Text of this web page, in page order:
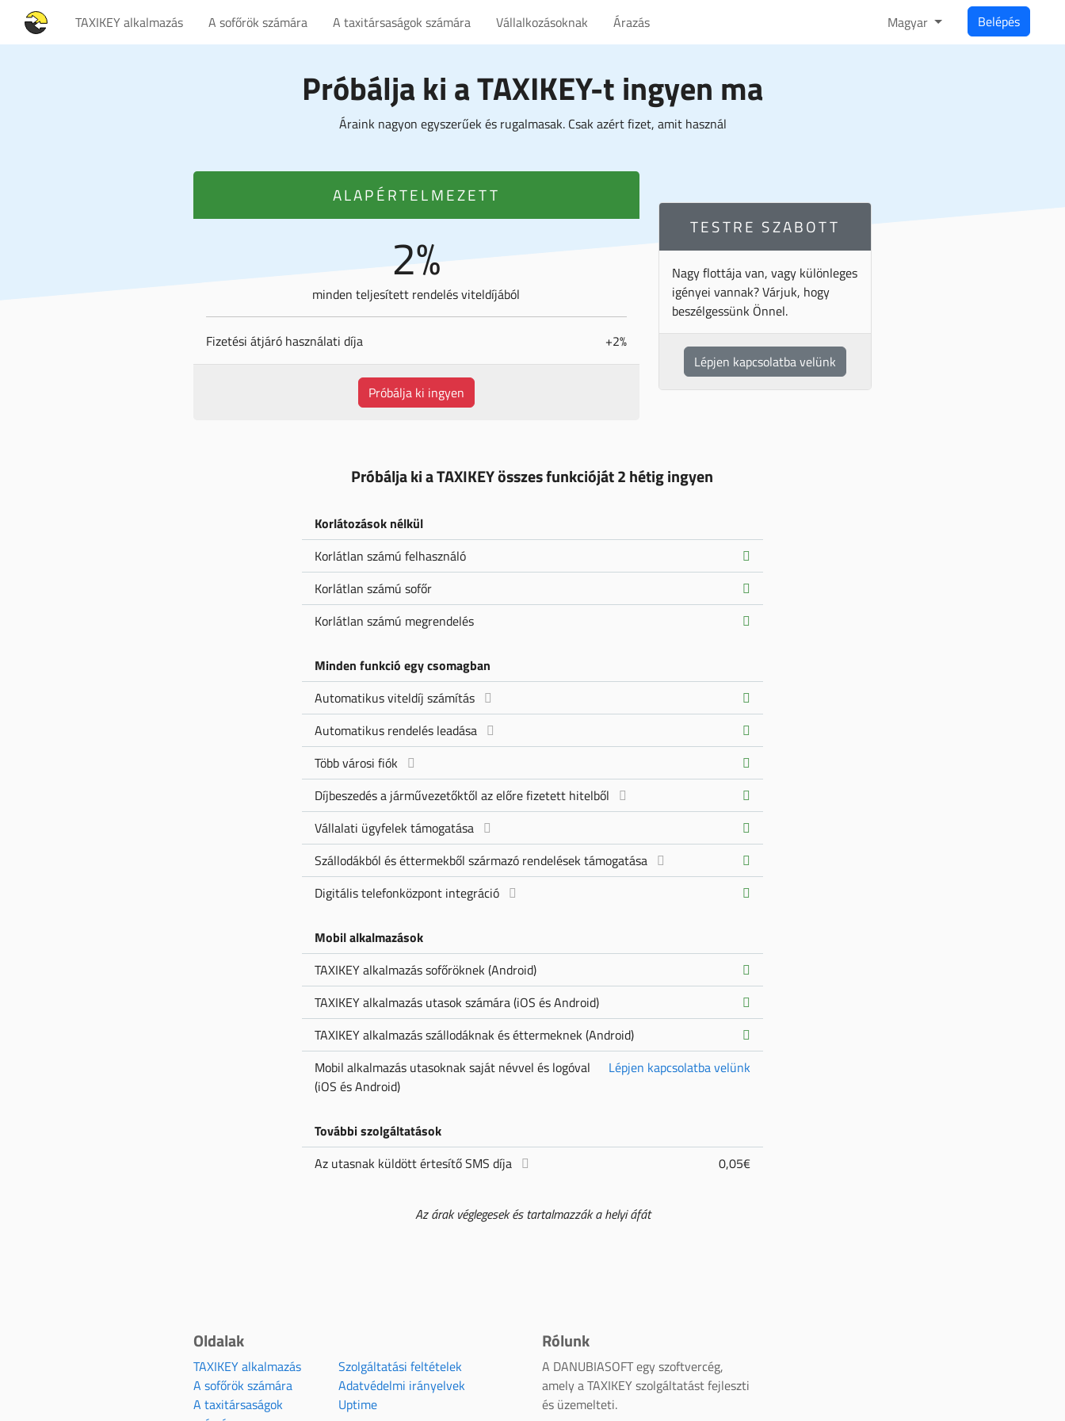
TAXIKEY alkalmazás A sofőrök számára A taxitársaságok számára Vállalkozásoknak Árazás Magyar Belépés
Próbálja ki a TAXIKEY-t ingyen ma
Áraink nagyon egyszerűek és rugalmasak. Csak azért fizet, amit használ
ALAPÉRTELMEZETT
2%
minden teljesített rendelés viteldíjából
+2%
Fizetési átjáró használati díja
Próbálja ki ingyen
TESTRE SZABOTT
Nagy flottája van, vagy különleges
igényei vannak? Várjuk, hogy
beszélgessünk Önnel.
Lépjen kapcsolatba velünk
Próbálja ki a TAXIKEY összes funkcióját 2 hétig ingyen
Korlátozások nélkül
Korlátlan számú felhasználó
Korlátlan számú sofőr
Korlátlan számú megrendelés
Minden funkció egy csomagban
Automatikus viteldíj számítás
Automatikus rendelés leadása
Több városi fiók
Díjbeszedés a járművezetőktől az előre fizetett hitelből
Vállalati ügyfelek támogatása
Szállodákból és éttermekből származó rendelések támogatása
Digitális telefonközpont integráció
Mobil alkalmazások
TAXIKEY alkalmazás sofőröknek (Android)
TAXIKEY alkalmazás utasok számára (iOS és Android)
TAXIKEY alkalmazás szállodáknak és éttermeknek (Android)
Lépjen kapcsolatba velünk
Mobil alkalmazás utasoknak saját névvel és logóval
(iOS és Android)
További szolgáltatások
0,05€
Az utasnak küldött értesítő SMS díja
Az árak véglegesek és tartalmazzák a helyi áfát
Oldalak
TAXIKEY alkalmazás
A sofőrök számára
A taxitársaságok
Szolgáltatási feltételek
Adatvédelmi irányelvek
Uptime
Rólunk
A DANUBIASOFT egy szoftvercég,
amely a TAXIKEY szolgáltatást fejleszti
és üzemelteti.